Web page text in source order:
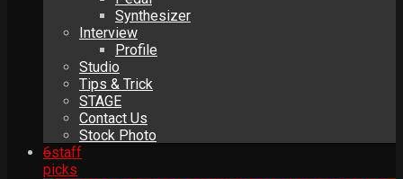
Synthesizer
Interview
Profile
Studio
Tips & Trick
STAGE
Contact Us
Stock Photo
6staff
picks